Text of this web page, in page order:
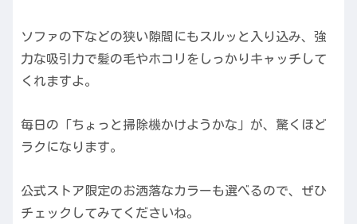
ソファの下などの狭い隙間にもスルッと入り込み、強
力な吸引力で髪の毛やホコリをしっかりキャッチして
くれますよ。
毎日の「ちょっと掃除機かけようかな」が、驚くほど
ラクになります。
公式ストア限定のお洒落なカラーも選べるので、ぜひ
チェックしてみてくださいね。